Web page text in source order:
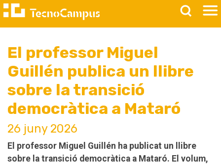
El professor Miguel
Guillén publica un llibre
sobre la transició
democràtica a Mataró
26 juny 2026
El professor Miguel Guillén ha publicat un llibre
sobre la transició democràtica a Mataró. El volum,